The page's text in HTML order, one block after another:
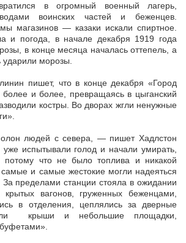
в огромный военный лагерь,
воинских частей и беженцев.
магазинов — казаки искали спиртное.
и погода, в начале декабря 1919 года
в конце месяца началась оттепель, а
ударили морозы.
пишет, что в конце декабря «Город
более и более, превращаясь в цыганский
костры. Во дворах жгли ненужные
людей с севера, — пишет Хадлстон
испытывали голод и начали умирать,
что не было топлива и никакой
и самые жестокие могли надеяться
За пределами станции стояла в ожидании
крытых вагонов, груженных беженцами,
в отделения, цеплялись за дверные
крыши и небольшие площадки,